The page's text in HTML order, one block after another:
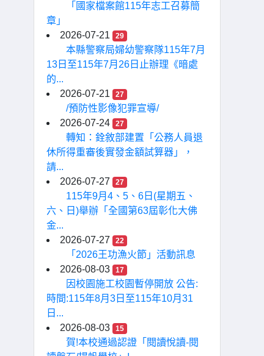
「國家檔案館115年志工召募簡
章」
2026-07-21
29
本縣警察局婦幼警察隊115年7月
13日至115年7月26日止辦理《暗處
的...
2026-07-21
27
/預防性影像犯罪宣導/
2026-07-24
27
轉知：銓敘部建置「公務人員退
休所得重審後實發金額試算器」，
請...
2026-07-27
27
115年9月4、5、6日(星期五、
六、日)舉辦「全國第63屆彰化大佛
金...
2026-07-27
22
「2026王功漁火節」活動訊息
2026-08-03
17
因校園施工校園暫停開放 公告:
時間:115年8月3日至115年10月31
日...
2026-08-03
15
賀!本校通過認證「閱讀悅讀-閱